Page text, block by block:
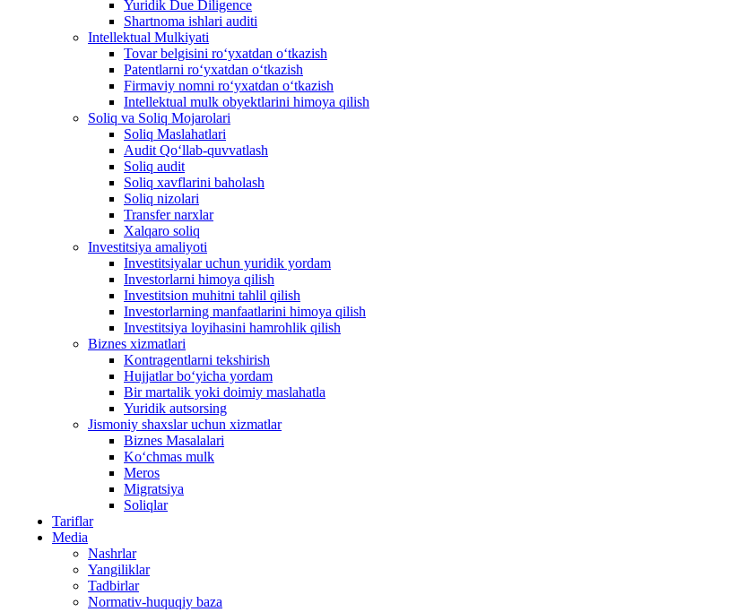
Yuridik Due Diligence
Shartnoma ishlari auditi
Intellektual Mulkiyati
Tovar belgisini roʻyxatdan oʻtkazish
Patentlarni roʻyxatdan oʻtkazish
Firmaviy nomni roʻyxatdan oʻtkazish
Intellektual mulk obyektlarini himoya qilish
Soliq va Soliq Mojarolari
Soliq Maslahatlari
Audit Qo‘llab-quvvatlash
Soliq audit
Soliq xavflarini baholash
Soliq nizolari
Transfer narxlar
Xalqaro soliq
Investitsiya amaliyoti
Investitsiyalar uchun yuridik yordam
Investorlarni himoya qilish
Investitsion muhitni tahlil qilish
Investorlarning manfaatlarini himoya qilish
Investitsiya loyihasini hamrohlik qilish
Biznes xizmatlari
Kontragentlarni tekshirish
Hujjatlar bo‘yicha yordam
Bir martalik yoki doimiy maslahatla
Yuridik autsorsing
Jismoniy shaxslar uchun xizmatlar
Biznes Masalalari
Ko‘chmas mulk
Meros
Migratsiya
Soliqlar
Tariflar
Media
Nashrlar
Yangiliklar
Tadbirlar
Normativ-huquqiy baza